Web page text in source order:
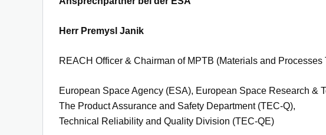
Herr Premysl Janik
REACH Officer & Chairman of MPTB (Materials and Processes
European Space Agency (ESA), European Space Research &
The Product Assurance and Safety Department (TEC-Q),
Technical Reliability and Quality Division (TEC-QE)